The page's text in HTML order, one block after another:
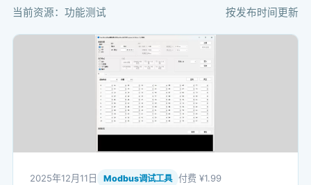
当前资源：功能测试 按发布时间更新
2025年12月11日 Modbus调试工具 付费 ¥1.99